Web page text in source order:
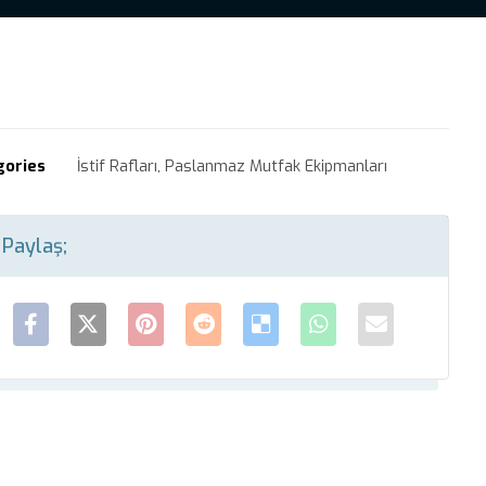
İstif Rafları, Paslanmaz Mutfak Ekipmanları